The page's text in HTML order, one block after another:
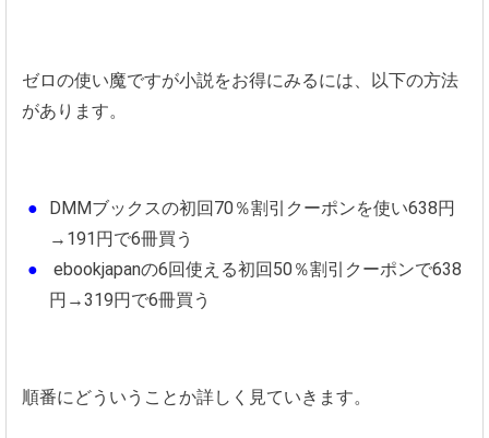
ゼロの使い魔ですが小説をお得にみるには、以下の方法
があります。
DMMブックスの初回70％割引クーポンを使い638円
→191円で6冊買う
ebookjapanの6回使える初回50％割引クーポンで638
円→319円で6冊買う
順番にどういうことか詳しく見ていきます。